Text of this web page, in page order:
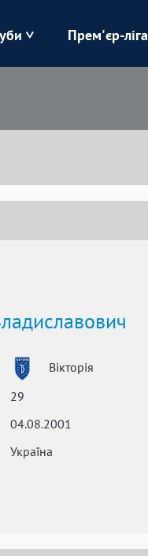
Карпати
Прем'єр-ліга
Вікторія
29
04.08.2001
Україна